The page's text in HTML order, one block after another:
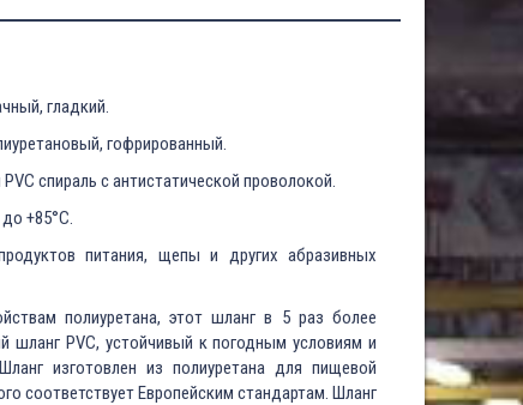
гладкий.
гофрированный.
спираль с антистатической проволокой.
+85°C.
питания, щепы и других абразивных
полиуретана, этот шланг в 5 раз более
шланг PVC, устойчивый к погодным условиям и
изготовлен из полиуретана для пищевой
соответствует Европейским стандартам. Шланг